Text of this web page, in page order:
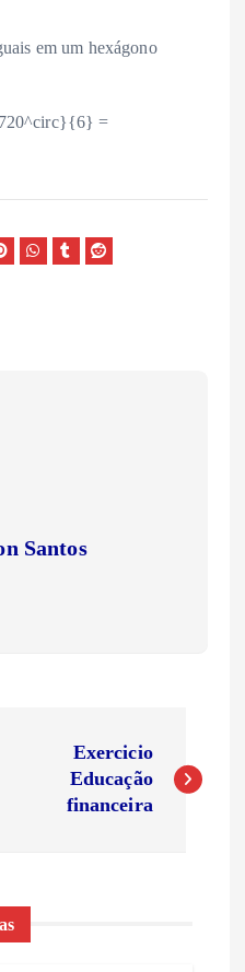
em um hexágono
Santos
Exercicio
Educação
financeira